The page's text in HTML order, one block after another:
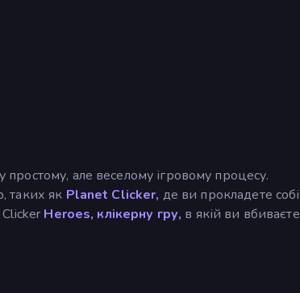
але веселому ігровому процесу.
таких як Planet Clicker, де ви прокладете собі
Heroes, клікерну гру, в якій ви вбиваєте